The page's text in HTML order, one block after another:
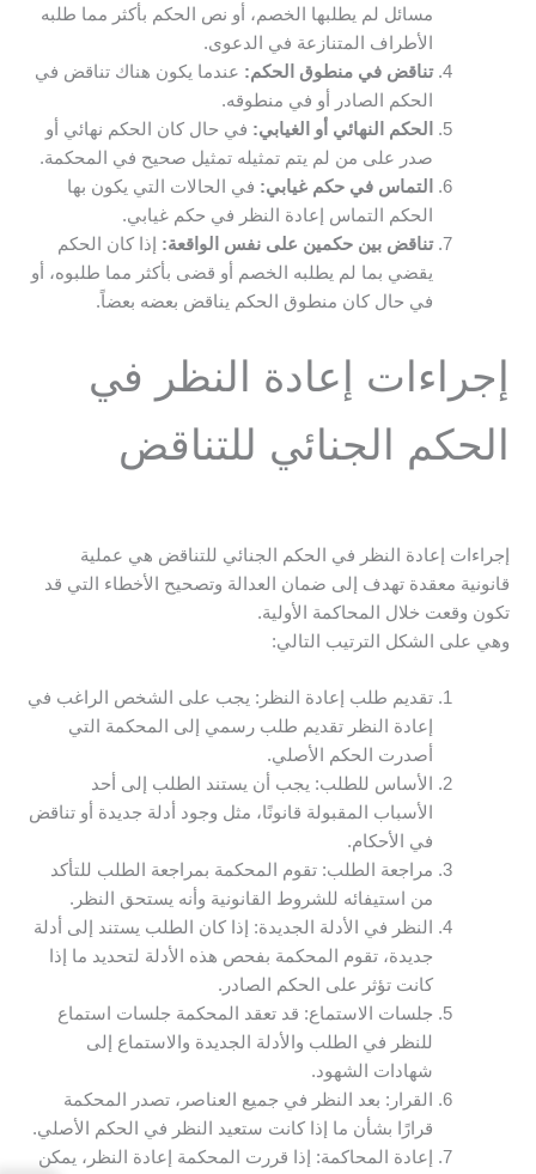
مسائل لم يطلبها الخصم، أو نص الحكم بأكثر مما طلبه
الأطراف المتنازعة في الدعوى.
تناقض في منطوق الحكم: عندما يكون هناك تناقض في
الحكم الصادر أو في منطوقه.
الحكم النهائي أو الغيابي: في حال كان الحكم نهائي أو
صدر على من لم يتم تمثيله تمثيل صحيح في المحكمة.
التماس في حكم غيابي: في الحالات التي يكون بها
الحكم التماس إعادة النظر في حكم غيابي.
تناقض بين حكمين على نفس الواقعة: إذا كان الحكم
يقضي بما لم يطلبه الخصم أو قضى بأكثر مما طلبوه، أو
في حال كان منطوق الحكم يناقض بعضه بعضاً.
إجراءات إعادة النظر في
الحكم الجنائي للتناقض
إجراءات إعادة النظر في الحكم الجنائي للتناقض هي عملية
قانونية معقدة تهدف إلى ضمان العدالة وتصحيح الأخطاء التي قد
تكون وقعت خلال المحاكمة الأولية.
وهي على الشكل الترتيب التالي:
تقديم طلب إعادة النظر: يجب على الشخص الراغب في
إعادة النظر تقديم طلب رسمي إلى المحكمة التي
أصدرت الحكم الأصلي.
الأساس للطلب: يجب أن يستند الطلب إلى أحد
الأسباب المقبولة قانونًا، مثل وجود أدلة جديدة أو تناقض
في الأحكام.
مراجعة الطلب: تقوم المحكمة بمراجعة الطلب للتأكد
من استيفائه للشروط القانونية وأنه يستحق النظر.
النظر في الأدلة الجديدة: إذا كان الطلب يستند إلى أدلة
جديدة، تقوم المحكمة بفحص هذه الأدلة لتحديد ما إذا
كانت تؤثر على الحكم الصادر.
جلسات الاستماع: قد تعقد المحكمة جلسات استماع
للنظر في الطلب والأدلة الجديدة والاستماع إلى
شهادات الشهود.
القرار: بعد النظر في جميع العناصر، تصدر المحكمة
قرارًا بشأن ما إذا كانت ستعيد النظر في الحكم الأصلي.
إعادة المحاكمة: إذا قررت المحكمة إعادة النظر، يمكن